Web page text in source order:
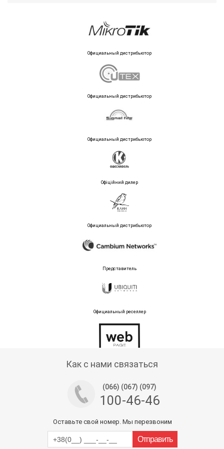
Официальный дистрибьютор
Официальный дистрибьютор
Официальный дистрибьютор
Офіційний дилер
Официальный дистрибьютор
Представитель
Официальный реселлер
Как с нами связаться
(066) (067) (097)
100-46-46
Оставьте свой номер. Мы перезвоним